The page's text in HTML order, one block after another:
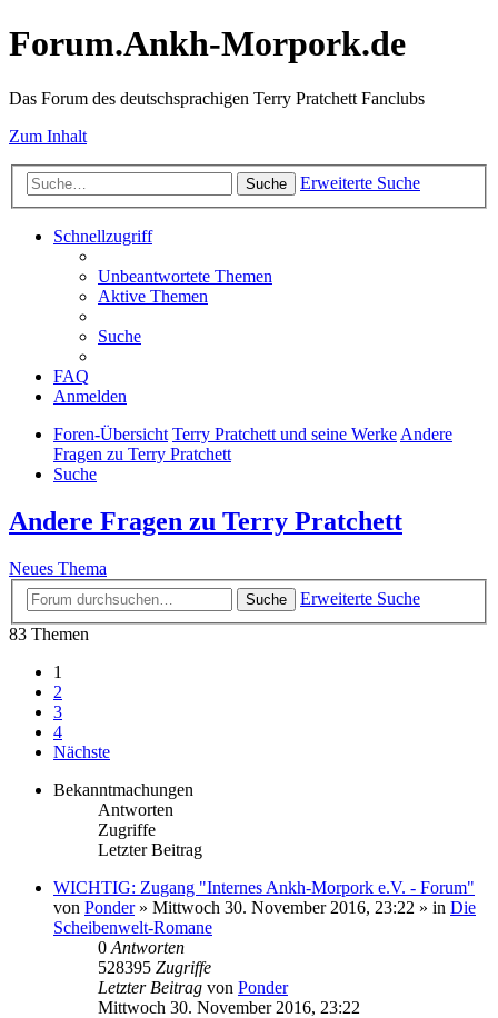
Forum.Ankh-Morpork.de
Das Forum des deutschsprachigen Terry Pratchett Fanclubs
Zum Inhalt
Suche Erweiterte Suche
Schnellzugriff
Unbeantwortete Themen
Aktive Themen
Suche
FAQ
Anmelden
Foren-Übersicht Terry Pratchett und seine WerkeAndere
Fragen zu Terry Pratchett
Suche
Andere Fragen zu Terry Pratchett
Neues Thema
Suche
Erweiterte Suche
83 Themen
1
2
3
4
Nächste
Bekanntmachungen
Antworten
Zugriffe
Letzter Beitrag
WICHTIG: Zugang "Internes Ankh-Morpork e.V. - Forum"
von Ponder» Mittwoch 30. November 2016, 23:22 » in Die
Scheibenwelt-Romane
0 Antworten
528395 Zugriffe
Letzter Beitrag von Ponder
Mittwoch 30. November 2016, 23:22